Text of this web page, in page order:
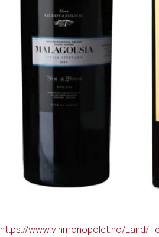
https://www.vinmonopolet.no/Land/